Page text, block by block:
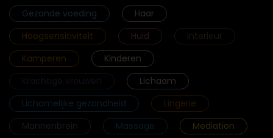
Gezonde voeding
Haar
Hoogsensitiviteit
Huid
Interieur
Kamperen
Kinderen
Lichaam
Lichamelijke gezondheid
Lingerie
Mannenbrein
Massage
Mediation